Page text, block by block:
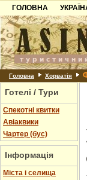
ГОЛОВНА
Азов
Шацьк
Головна Хорватія
Готелі / Тури
Спекотні квитки
Авіаквики
Чартер (бус)
Інформація
Міста і селища